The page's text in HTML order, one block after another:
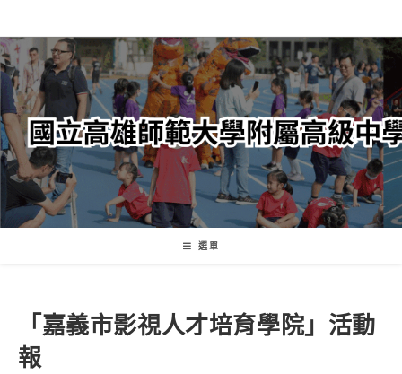
轉
至
主
內
容
選單
「嘉義市影視人才培育學院」活動
報